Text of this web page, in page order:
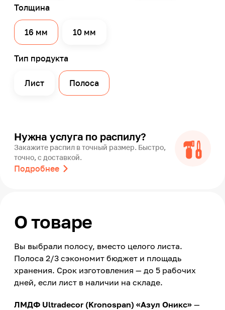
Толщина
16 мм 10 мм
Тип продукта
Лист Полоса
Нужна услуга по распилу?
Закажите распил в точный размер. Быстро,
точно, с доставкой.
Подробнее
О товаре
Вы выбрали полосу, вместо целого листа.
Полоса 2/3 сэкономит бюджет и площадь
хранения. Срок изготовления — до 5 рабочих
дней, если лист в наличии на складе.
ЛМДФ Ultradecor (Kronospan) «Азул Оникс» —